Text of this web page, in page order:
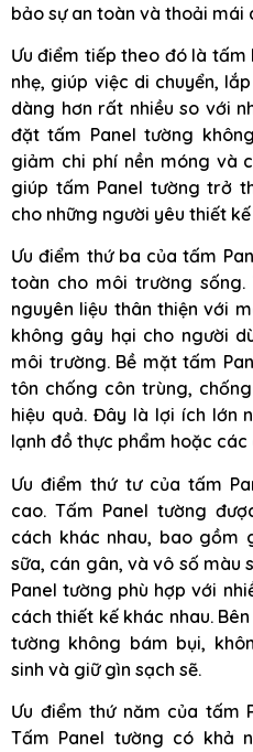
bảo sự an toàn và thoải mái
Ưu điểm tiếp theo đó là
nhẹ, giúp việc di chuyển,
dàng hơn rất nhiều so với
đặt tấm Panel tường
giảm chi phí nền móng và
giúp tấm Panel tường trở
cho những người yêu thiết
Ưu điểm thứ ba của tấm
toàn cho môi trường
nguyên liệu thân thiện với
không gây hại cho người
môi trường. Bề mặt tấm
tôn chống côn trùng,
hiệu quả. Đây là lợi ích lớn
lạnh đồ thực phẩm hoặc
Ưu điểm thứ tư của tấm
cao. Tấm Panel tường
cách khác nhau, bao gồm
sữa, cán gân, và vô số màu
Panel tường phù hợp với
cách thiết kế khác nhau.
tường không bám bụi,
sinh và giữ gìn sạch sẽ.
Ưu điểm thứ năm của tấm
Tấm Panel tường có khả